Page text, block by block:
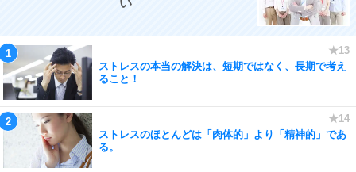
い
ストレスの本当の解決は、短期ではなく、長期で考え
ること！
ストレスのほとんどは「肉体的」より「精神的」であ
る。